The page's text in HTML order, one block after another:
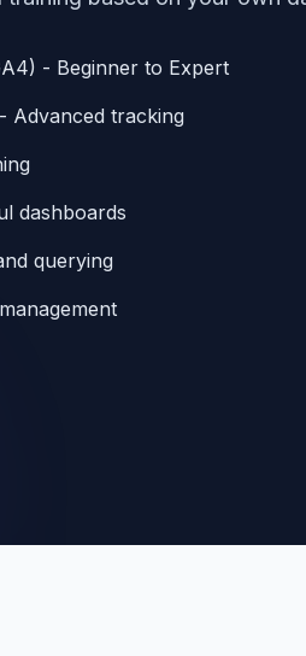
- Beginner to Expert
Advanced tracking
dashboards
querying